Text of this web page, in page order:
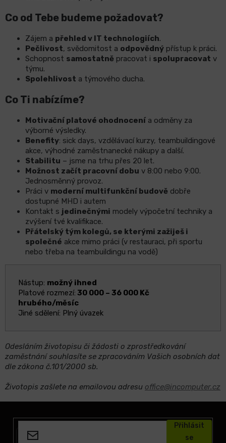
Značky
Co od Tebe budeme požadovat?
Zájem a přehled v IT technologiích.
Pečlivost, svědomitost a odpovědný přístup k práci.
Schopnost samostatně pracovat i spolupracovat v
týmu.
Spolehlivost a týmového ducha.
Co Ti nabízíme?
Motivační platové ohodnocení a odměny za
výborné výsledky.
Benefity: sick days, vzdělávací kurzy, teambuildingové
akce, výhodné zaměstnanecké nákupy a další.
Stabilitu – jsme na trhu přes 20 let.
Možnost začít pracovní dobu v 8:00 nebo 9:00.
Jednosměnný provoz.
Práci v moderní multifunkční budově dobře
dostupné MHD i autem
Kontakt s jedinečnými modely výpočetní techniky a
zvýšení tvé kvalifikace.
Přátelský tým kolegů, se kterými zažiješ i
společné akce mimo práci (v restauraci, při sportu
nebo třeba na teambuildingu na vodě)
Nástup: možný ihned
Platové rozmezí: 30 000 – 36 000 Kč
hrubého/měsíc
Jiné sdělení: Plný úvazek
Odesláním životopisu či žádosti o zprostředkování
zaměstnání souhlasíte se zpracováním Vašich osobních dat
dle zákona č.101/2000 sb.
Životopis zašlete na emailovou adresu office@incomputer.cz
Přihlásit
se